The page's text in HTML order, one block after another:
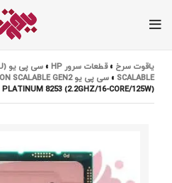
یاقوت سرخ »قطعات سرور HP »سی پی یو (CPU) سرور
SCALABLE
»سی پی یو INTEL XEON SCALABLE GEN2
PLATINUM 8253 (2.2GHZ/16-CORE/125W)